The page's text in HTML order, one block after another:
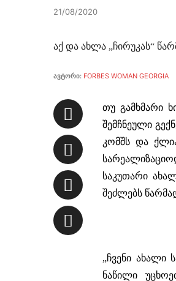
21/08/2020
აქ და ახლა „ჩირუკას“
ავტორი: FORBES WOMAN GEORGIA
თუ გამხმარი
შემჩნეული
კომშს და
საკუთარი
შეძლებს
„ჩვენი ახალი
ნაწილი